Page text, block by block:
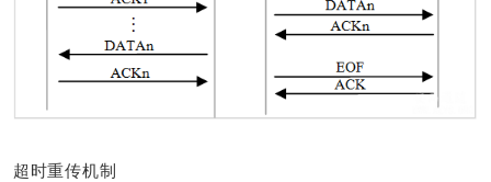
超时重传机制